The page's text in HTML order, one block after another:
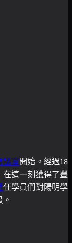
議室開始。經過18
這一刻獲得了豐
任學員們對陽明學